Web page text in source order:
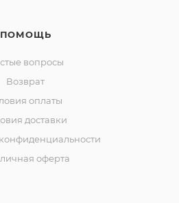
ПОМОЩЬ
вопросы
Возврат
оплаты
доставки
оферта